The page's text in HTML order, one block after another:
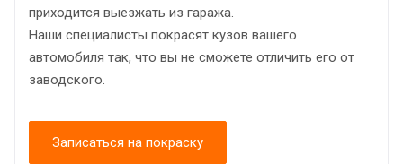
приходится выезжать из гаража.
Наши специалисты покрасят кузов вашего
автомобиля так, что вы не сможете отличить его от
заводского.
Записаться на покраску